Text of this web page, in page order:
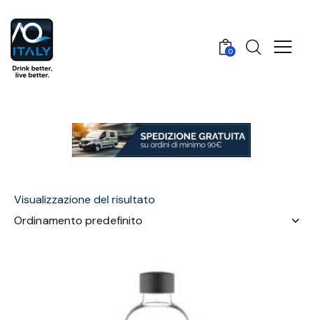
0
Visualizzazione del risultato